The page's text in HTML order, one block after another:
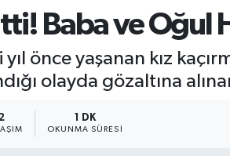
Baba ve Oğul
önce yaşanan kız
olayda gözaltına
1 DK
OKUNMA SÜRESI